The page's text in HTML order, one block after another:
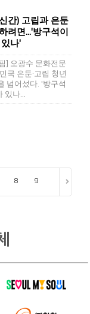
간) 고립과 은둔
려면...'방구석이
나'
] 오광수 문화전문
국 은둔·고립 청년
넘어섰다. '방구석
나...
8 9